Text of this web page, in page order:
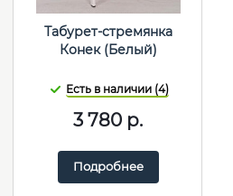
Табурет-стремянка
Конек (Белый)
Есть в наличии (4)
3 780 р.
Подробнее